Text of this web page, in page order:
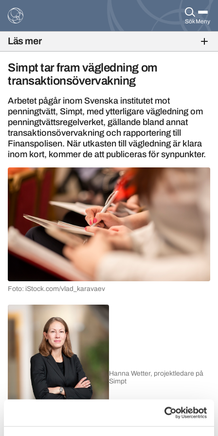
SökMeny
Simpt tar fram vägledning om
transaktionsövervakning
Arbetet pågår inom Svenska institutet mot
penningtvätt, Simpt, med ytterligare vägledning om
penningtvättsregelverket, gällande bland annat
transaktionsövervakning och rapportering till
Finanspolisen. När utkasten till vägledning är klara
inom kort, kommer de att publiceras för synpunkter.
Foto: iStock.com/vlad_karavaev
Hanna Wetter, projektledare på
Simpt
Läs mer